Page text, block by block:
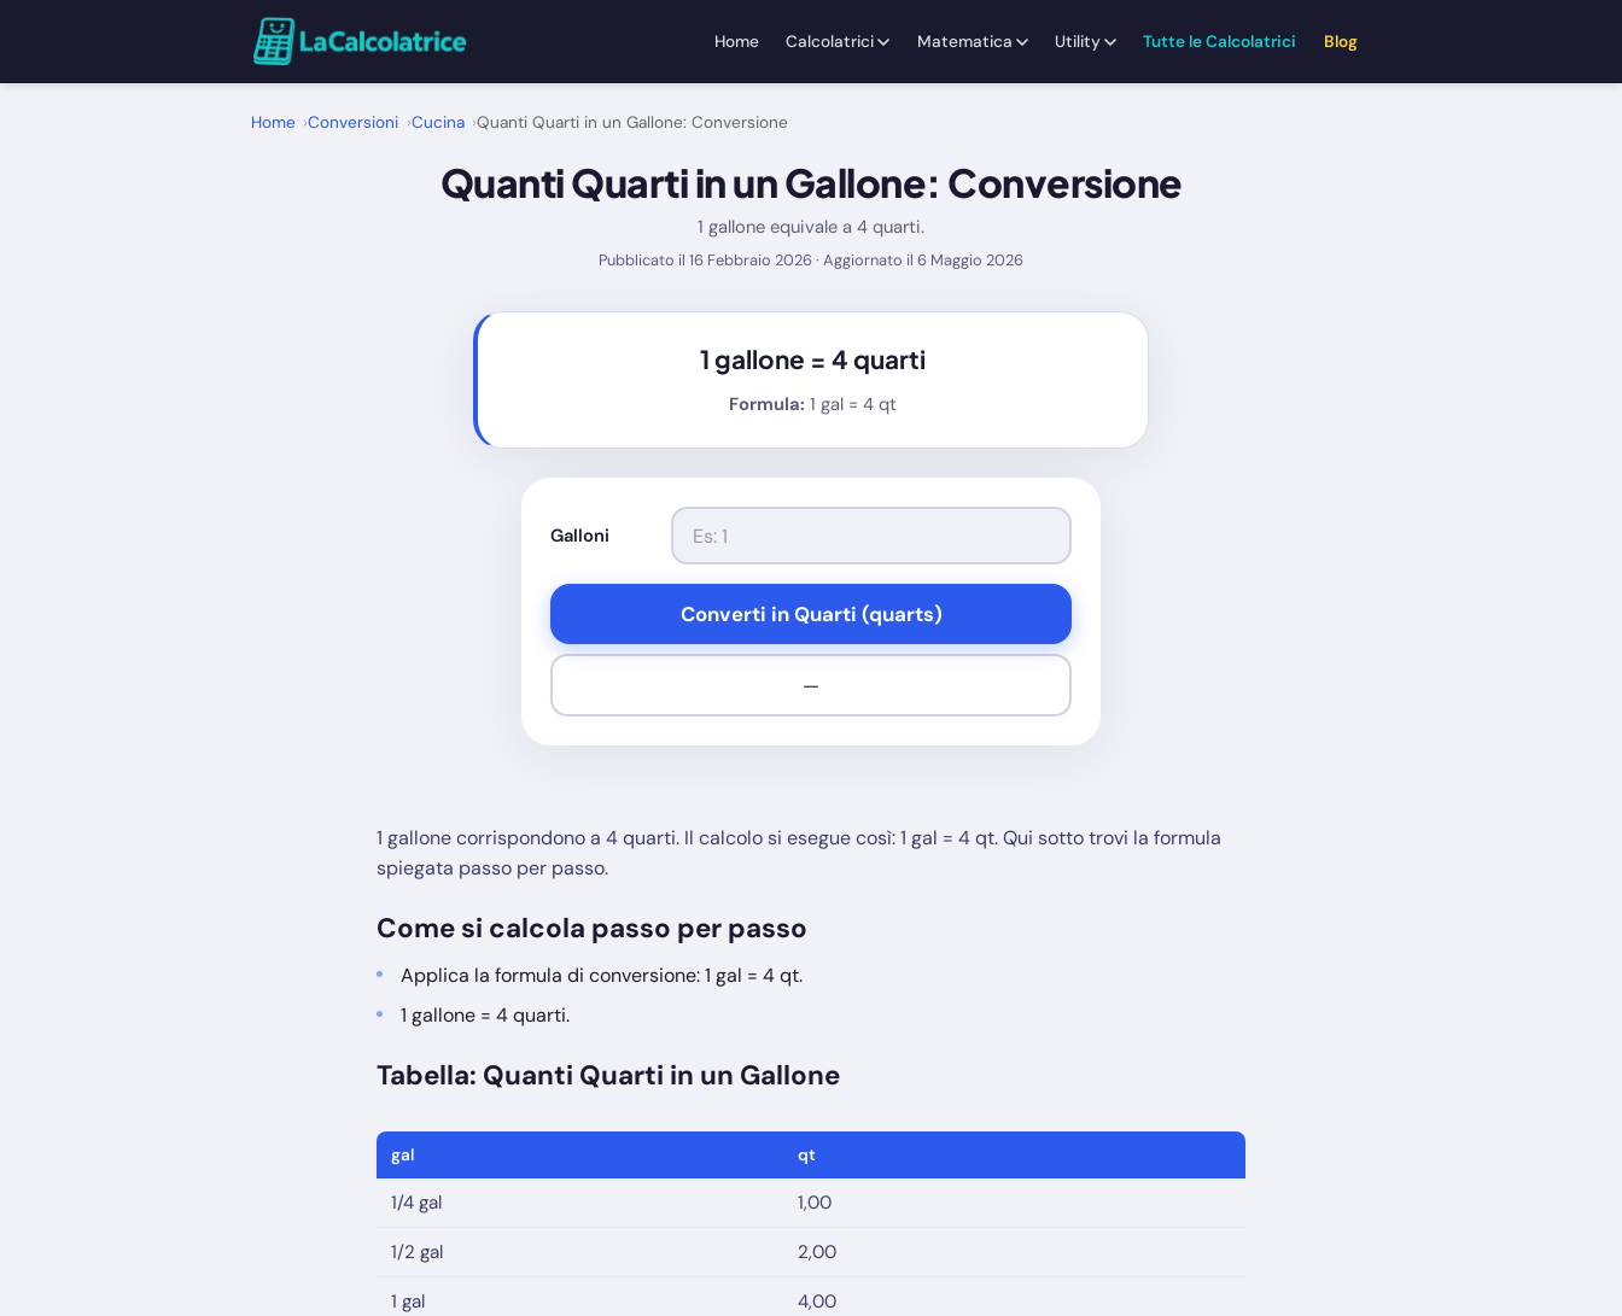
Home Calcolatrici Matematica Utility Tutte le Calcolatrici Blog
Home Conversioni Cucina Quanti Quarti in un Gallone: Conversione
Quanti Quarti in un Gallone: Conversione
1 gallone equivale a 4 quarti.
Pubblicato il 16 Febbraio 2026 · Aggiornato il 6 Maggio 2026
1 gallone = 4 quarti
Formula: 1 gal = 4 qt
Galloni
Converti in Quarti (quarts)
—
1 gallone corrispondono a 4 quarti. Il calcolo si esegue così: 1 gal = 4 qt. Qui sotto trovi la formula
spiegata passo per passo.
Come si calcola passo per passo
Applica la formula di conversione: 1 gal = 4 qt.
1 gallone = 4 quarti.
Tabella: Quanti Quarti in un Gallone
gal qt
1/4 gal 1,00
1/2 gal 2,00
1 gal 4,00